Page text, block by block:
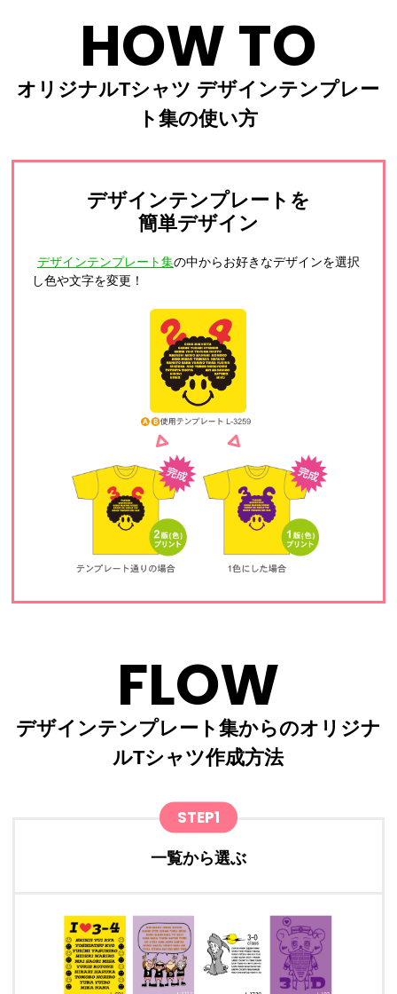
HOW TO
オリジナルTシャツ デザインテンプレー
ト集の使い方
デザインテンプレートを
簡単デザイン
デザインテンプレート集の中からお好きなデザインを選択
し色や文字を変更！
FLOW
デザインテンプレート集からのオリジナ
ルTシャツ作成方法
STEP1
一覧から選ぶ